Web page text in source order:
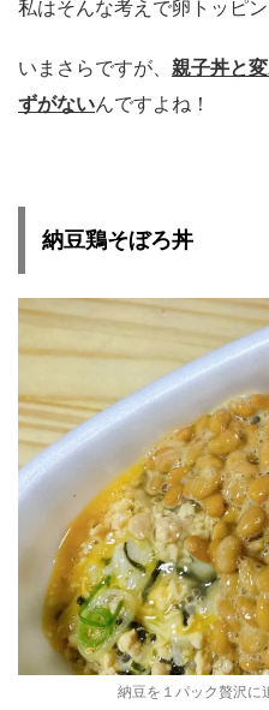
私はそんな考えで卵トッピ
いまさらですが、 親子丼と
ずがないんですよね！
納豆鶏そぼろ丼
納豆を１パック贅沢に